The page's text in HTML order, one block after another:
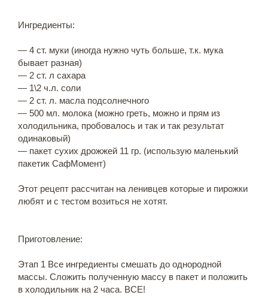
Ингредиенты:
— 4 ст. муки (иногда нужно чуть больше, т.к. мука
бывает разная)
— 2 ст. л сахара
— 1\2 ч.л. соли
— 2 ст. л. масла подсолнечного
— 500 мл. молока (можно греть, можно и прям из
холодильника, пробовалось и так и так результат
одинаковый)
— пакет сухих дрожжей 11 гр. (использую маленький
пакетик СафМомент)
Этот рецепт рассчитан на ленивцев которые и пирожки
любят и с тестом возиться не хотят.
Приготовление:
Этап 1 Все ингредиенты смешать до однородной
массы. Сложить полученную массу в пакет и положить
в холодильник на 2 часа. ВСЕ!